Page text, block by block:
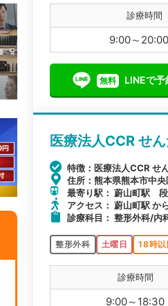
診療時間
9:00～
無料 LINEで予
医療法人CCR せ
特徴：医療法人CCR せ
住所：熊本県熊本市中
最寄り駅： 蔚山町駅
アクセス： 蔚山町駅 か
診療科目： 整形外科/内
整形外科 土曜日 18時以
診療時間
9:00～18:30